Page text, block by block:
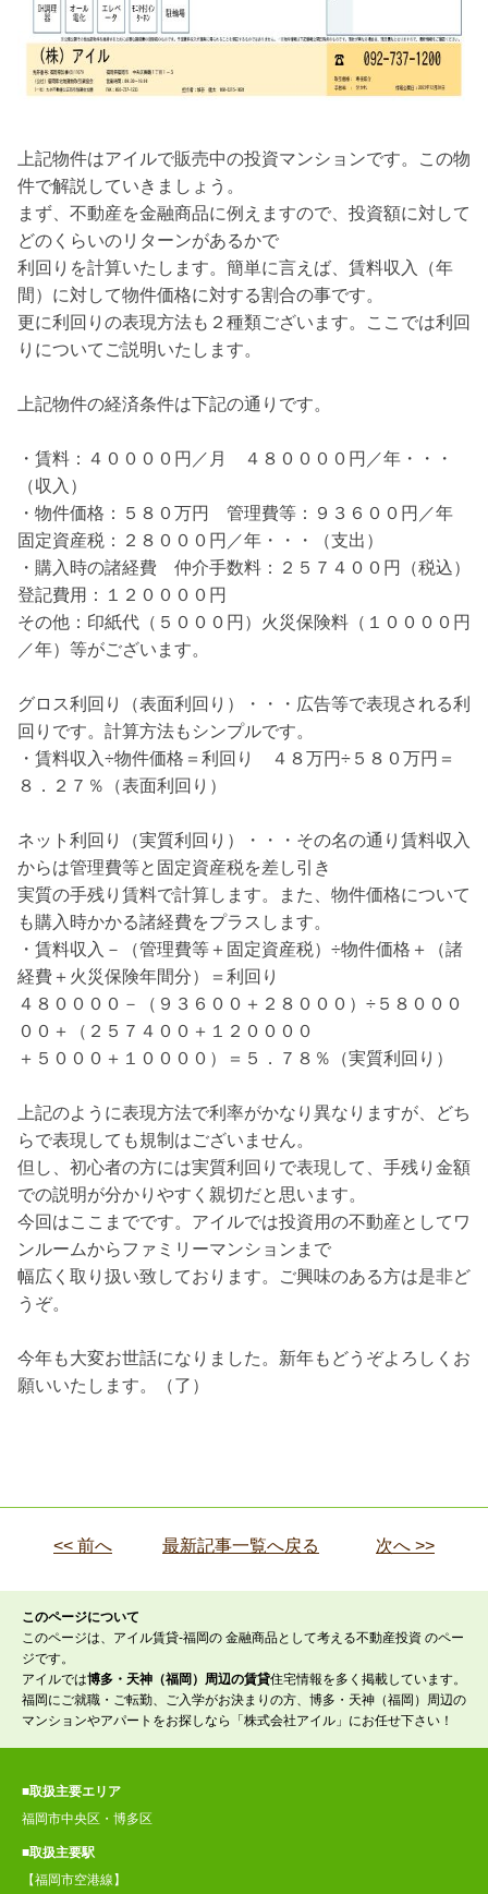
上記物件はアイルで販売中の投資マンションです。この物
件で解説していきましょう。
まず、不動産を金融商品に例えますので、投資額に対して
どのくらいのリターンがあるかで
利回りを計算いたします。簡単に言えば、賃料収入（年
間）に対して物件価格に対する割合の事です。
更に利回りの表現方法も２種類ございます。ここでは利回
りについてご説明いたします。
上記物件の経済条件は下記の通りです。
・賃料：４００００円／月 ４８００００円／年・・・
（収入）
・物件価格：５８０万円 管理費等：９３６００円／年
固定資産税：２８０００円／年・・・（支出）
・購入時の諸経費 仲介手数料：２５７４００円（税込）
登記費用：１２００００円
その他：印紙代（５０００円）火災保険料（１００００円
／年）等がございます。
グロス利回り（表面利回り）・・・広告等で表現される利
回りです。計算方法もシンプルです。
・賃料収入÷物件価格＝利回り ４８万円÷５８０万円＝
８．２７％（表面利回り）
ネット利回り（実質利回り）・・・その名の通り賃料収入
からは管理費等と固定資産税を差し引き
実質の手残り賃料で計算します。また、物件価格について
も購入時かかる諸経費をプラスします。
・賃料収入－（管理費等＋固定資産税）÷物件価格＋（諸
経費＋火災保険年間分）＝利回り
４８００００－（９３６００＋２８０００）÷５８０００
００＋（２５７４００＋１２００００
＋５０００＋１００００）＝５．７８％（実質利回り）
上記のように表現方法で利率がかなり異なりますが、どち
らで表現しても規制はございません。
但し、初心者の方には実質利回りで表現して、手残り金額
での説明が分かりやすく親切だと思います。
今回はここまでです。アイルでは投資用の不動産としてワ
ンルームからファミリーマンションまで
幅広く取り扱い致しております。ご興味のある方は是非ど
うぞ。
今年も大変お世話になりました。新年もどうぞよろしくお
願いいたします。（了）
<< 前へ 最新記事一覧へ戻る 次へ >>
このページについて
このページは、アイル賃貸-福岡の 金融商品として考える不動産投資 のペー
ジです。
アイルでは博多・天神（福岡）周辺の賃貸住宅情報を多く掲載しています。
福岡にご就職・ご転勤、ご入学がお決まりの方、博多・天神（福岡）周辺の
マンションやアパートをお探しなら「株式会社アイル」にお任せ下さい！
■取扱主要エリア
福岡市中央区・博多区
■取扱主要駅
【福岡市空港線】